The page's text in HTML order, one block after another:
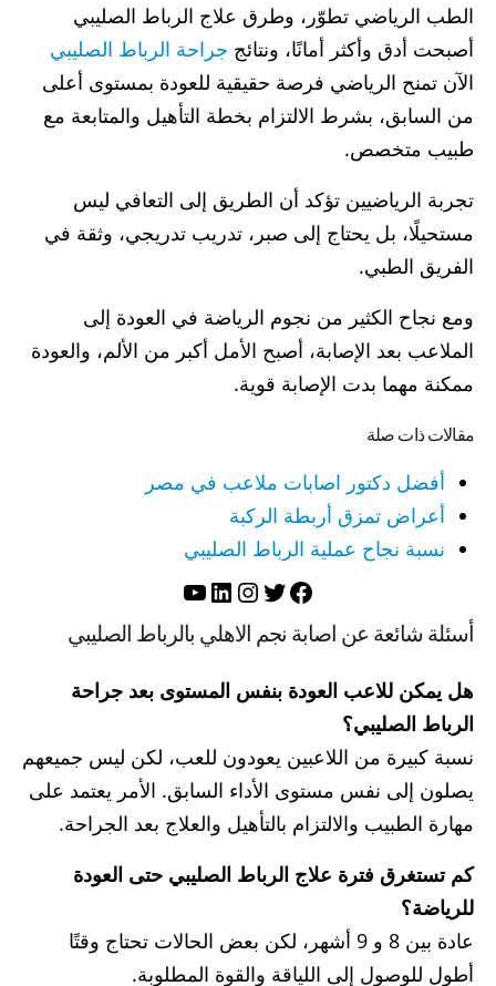
الطب الرياضي تطوّر، وطرق علاج الرباط الصليبي
أصبحت أدق وأكثر أمانًا، ونتائج جراحة الرباط الصليبي
الآن تمنح الرياضي فرصة حقيقية للعودة بمستوى أعلى
من السابق، بشرط الالتزام بخطة التأهيل والمتابعة مع
طبيب متخصص.
تجربة الرياضيين تؤكد أن الطريق إلى التعافي ليس
مستحيلًا، بل يحتاج إلى صبر، تدريب تدريجي، وثقة في
الفريق الطبي.
ومع نجاح الكثير من نجوم الرياضة في العودة إلى
الملاعب بعد الإصابة، أصبح الأمل أكبر من الألم، والعودة
ممكنة مهما بدت الإصابة قوية.
مقالات ذات صلة
أفضل دكتور اصابات ملاعب في مصر
أعراض تمزق أربطة الركبة
نسبة نجاح عملية الرباط الصليبي
فيسبوك
تويترإنستجرام
لينكد إنيوتيوب
أسئلة شائعة عن اصابة نجم الاهلي بالرباط الصليبي
هل يمكن للاعب العودة بنفس المستوى بعد جراحة
الرباط الصليبي؟
نسبة كبيرة من اللاعبين يعودون للعب، لكن ليس جميعهم
يصلون إلى نفس مستوى الأداء السابق. الأمر يعتمد على
مهارة الطبيب والالتزام بالتأهيل والعلاج بعد الجراحة.
كم تستغرق فترة علاج الرباط الصليبي حتى العودة
للرياضة؟
عادة بين 8 و 9 أشهر، لكن بعض الحالات تحتاج وقتًا
أطول للوصول إلى اللياقة والقوة المطلوبة.